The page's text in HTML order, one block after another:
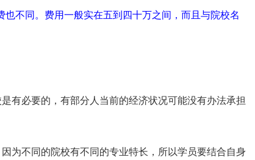
也不同。费用一般实在五到四十万之间，而且与院校名
必要的，有部分人当前的经济状况可能没有办法承担
不同的院校有不同的专业特长，所以学员要结合自身